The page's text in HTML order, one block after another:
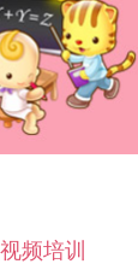
频培训